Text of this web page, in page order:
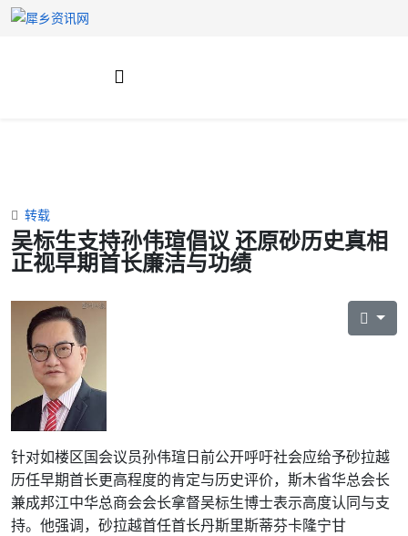
转载
吴标生支持孙伟瑄倡议 还原砂历史真相
正视早期首长廉洁与功绩
针对如楼区国会议员孙伟瑄日前公开呼吁社会应给予砂拉越
历任早期首长更高程度的肯定与历史评价，斯木省华总会长
兼成邦江中华总商会会长拿督吴标生博士表示高度认同与支
持。他强调，砂拉越首任首长丹斯里斯蒂芬卡隆宁甘